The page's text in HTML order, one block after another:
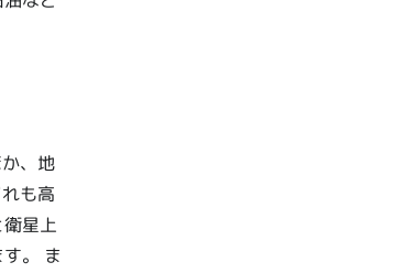
、地
も高
星上
。 ま